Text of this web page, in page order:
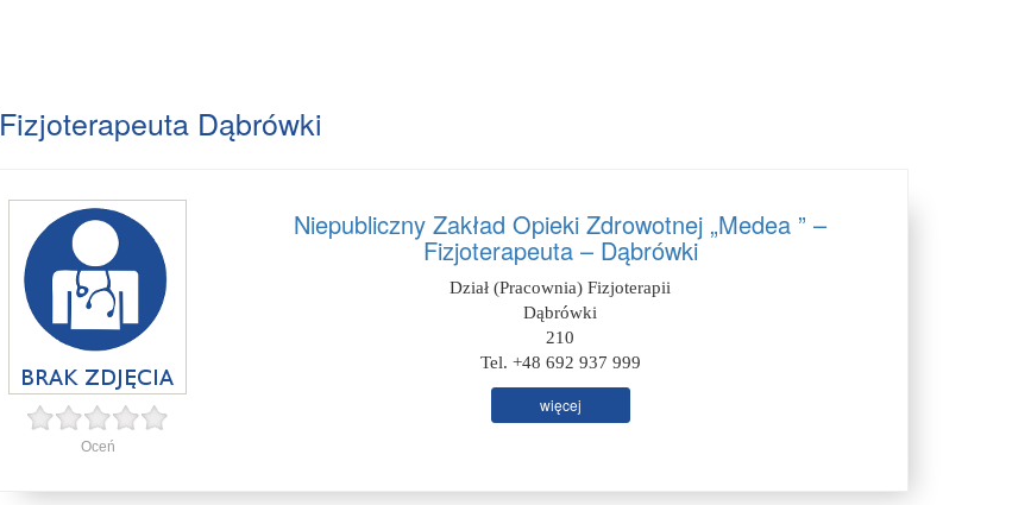
Fizjoterapeuta Dąbrówki
Oceń
Niepubliczny Zakład Opieki Zdrowotnej „Medea ” –
Fizjoterapeuta – Dąbrówki
Dział (Pracownia) Fizjoterapii
Dąbrówki
210
Tel. +48 692 937 999
więcej